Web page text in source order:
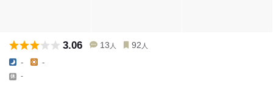
3.06 13 人 92 人
- -
-